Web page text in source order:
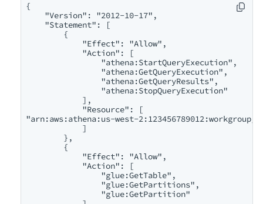
{
"Version": "2012-10-17",
"Statement": [
{
"Effect": "Allow",
"Action": [
"athena:StartQueryExecution",
"athena:GetQueryExecution",
"athena:GetQueryResults",
"athena:StopQueryExecution"
],
"Resource": [
"arn:aws:athena:us-west-2:123456789012:workgroup/
]
},
{
"Effect": "Allow",
"Action": [
"glue:GetTable",
"glue:GetPartitions",
"glue:GetPartition"